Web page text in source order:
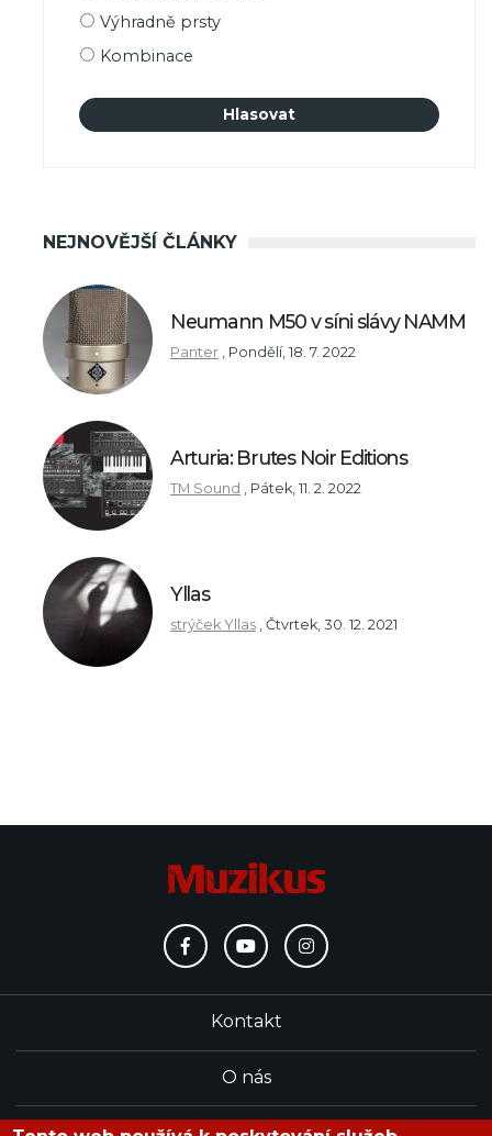
Výhradně prsty
Kombinace
NEJNOVĚJŠÍ ČLÁNKY
Neumann M50 v síni slávy NAMM
Panter Pondělí, 18. 7. 2022
Arturia: Brutes Noir Editions
TM Sound Pátek, 11. 2. 2022
Yllas
strýček Yllas Čtvrtek, 30. 12. 2021
Kontakt
O nás